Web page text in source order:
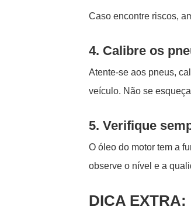
Caso encontre riscos,
4. Calibre os
Atente-se aos pneus,
veículo. Não se
5. Verifique
O óleo do motor tem a
observe o nível e a
DICA